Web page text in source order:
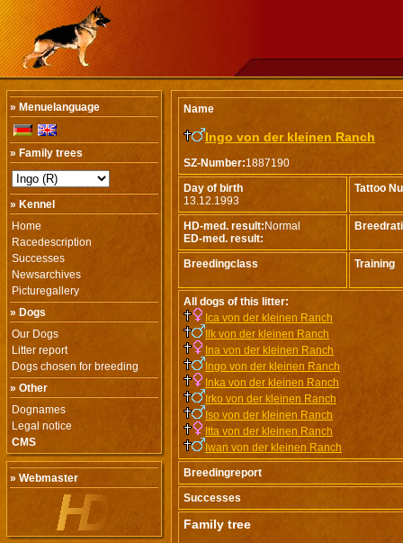
» Menuelanguage
» Family trees
» Kennel
Home
Racedescription
Successes
Newsarchives
Picturegallery
» Dogs
Our Dogs
Litter report
Dogs chosen for breeding
» Other
Dognames
Legal notice
CMS
» Webmaster
Name
Ingo von der kleinen Ranch
SZ-Number:1887190
Day of birth
13.12.1993
Tattoo
HD-med. result: Normal
ED-med. result:
Breedingclass Training
All dogs of this litter:
Ica von der kleinen Ranch
Ilk von der kleinen Ranch
Ina von der kleinen Ranch
Ingo von der kleinen Ranch
Inka von der kleinen Ranch
Irko von der kleinen Ranch
Iso von der kleinen Ranch
Itta von der kleinen Ranch
Iwan von der kleinen Ranch
Breedingreport
Successes
Family tree